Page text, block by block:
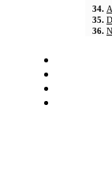
34.
35.
36.